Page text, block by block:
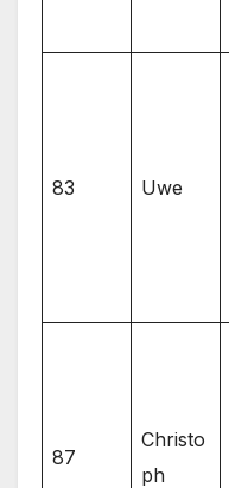
83 Uwe
87
Christo
ph